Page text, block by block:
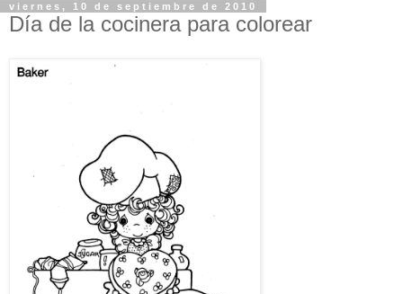
viernes, 10 de septiembre de 2010
Día de la cocinera para colorear